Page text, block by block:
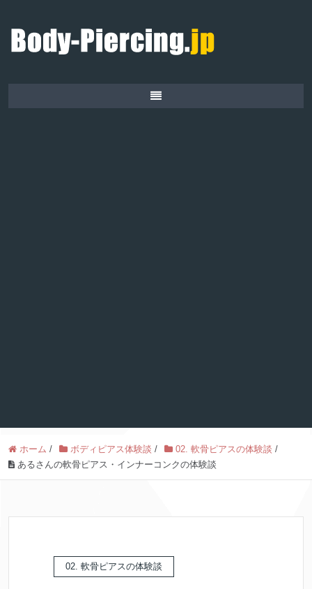
ホーム / ボディピアス体験談 / 02. 軟骨ピアスの体験談 /
あるさんの軟骨ピアス・インナーコンクの体験談
02. 軟骨ピアスの体験談